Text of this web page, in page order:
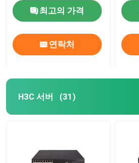
최고의 가격
연락처
H3C 서버 (31)